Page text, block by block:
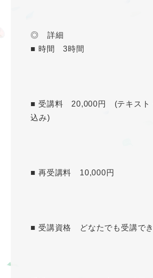
◎ 詳細
■ 時間 3時間
■ 受講料 20,000円 (テキスト
込み)
■ 再受講料 10,000円
■ 受講資格 どなたでも受講で